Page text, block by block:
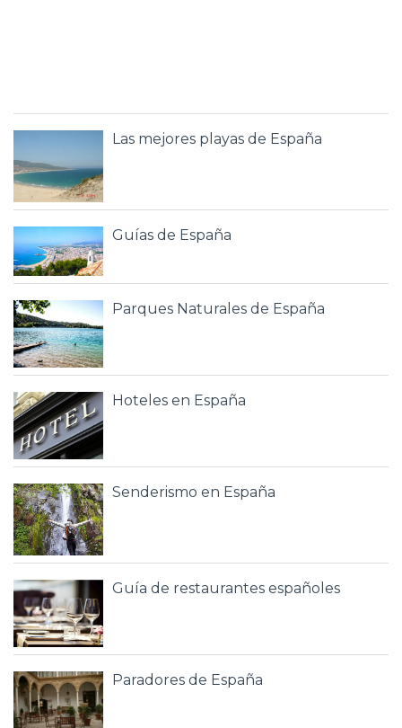
Las mejores playas de España
Guías de España
Parques Naturales de España
Hoteles en España
Senderismo en España
Guía de restaurantes españoles
Paradores de España